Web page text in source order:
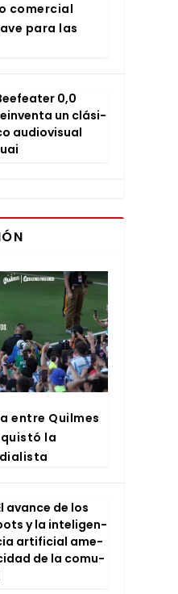
comer­cial
para las
0,0
un clá­si­
audio­vi­sual
entre Quil­mes
la
avan­ce de los
y la inte­li­gen­
arti­fi­cial ame­
de la comu­